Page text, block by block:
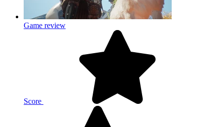
Game review
Score